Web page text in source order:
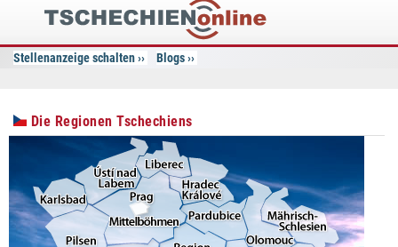
Tschechien
Online
Stellenanzeige schalten Blogs
Die Regionen Tschechiens